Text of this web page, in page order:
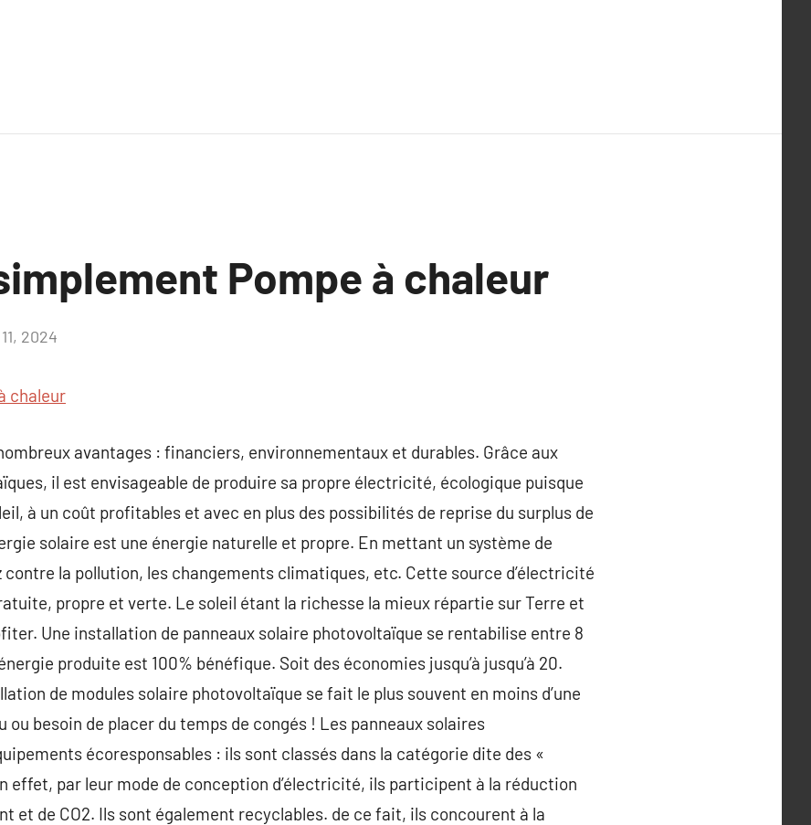
Pompe à chaleur
2024
chaleur
avantages : financiers, environnementaux et durables. Grâce aux
il est envisageable de produire sa propre électricité, écologique puisque
à un coût profitables et avec en plus des possibilités de reprise du surplus de
solaire est une énergie naturelle et propre. En mettant un système de
contre la pollution, les changements climatiques, etc. Cette source d’électricité
propre et verte. Le soleil étant la richesse la mieux répartie sur Terre et
Une installation de panneaux solaire photovoltaïque se rentabilise entre 8
produite est 100% bénéfique. Soit des économies jusqu’à jusqu’à 20.
de modules solaire photovoltaïque se fait le plus souvent en moins d’une
ou besoin de placer du temps de congés ! Les panneaux solaires
écoresponsables : ils sont classés dans la catégorie dite des «
effet, par leur mode de conception d’électricité, ils participent à la réduction
et de CO2. Ils sont également recyclables. de ce fait, ils concourent à la